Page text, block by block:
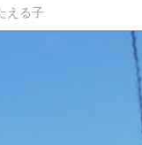
校
る子